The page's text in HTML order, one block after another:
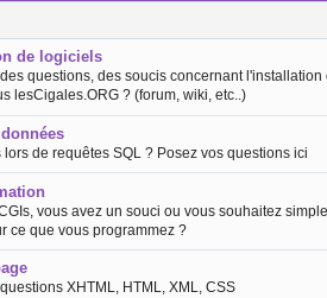
de logiciels
questions, des soucis concernant l'installation
lesCigales.ORG ? (forum, wiki, etc..)
lors de requêtes SQL ? Posez vos questions ici
vous avez un souci ou vous souhaitez
ce que vous programmez ?
XHTML, HTML, XML, CSS